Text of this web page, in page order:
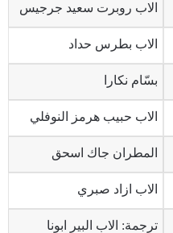
الاب روبرت سعيد جرجيس
الاب بطرس حداد
بسّام نكارا
الاب حبيب هرمز النوفلي
المطران جاك اسحق
الاب ازاد صبري
ترجمة: الاب البير ابونا